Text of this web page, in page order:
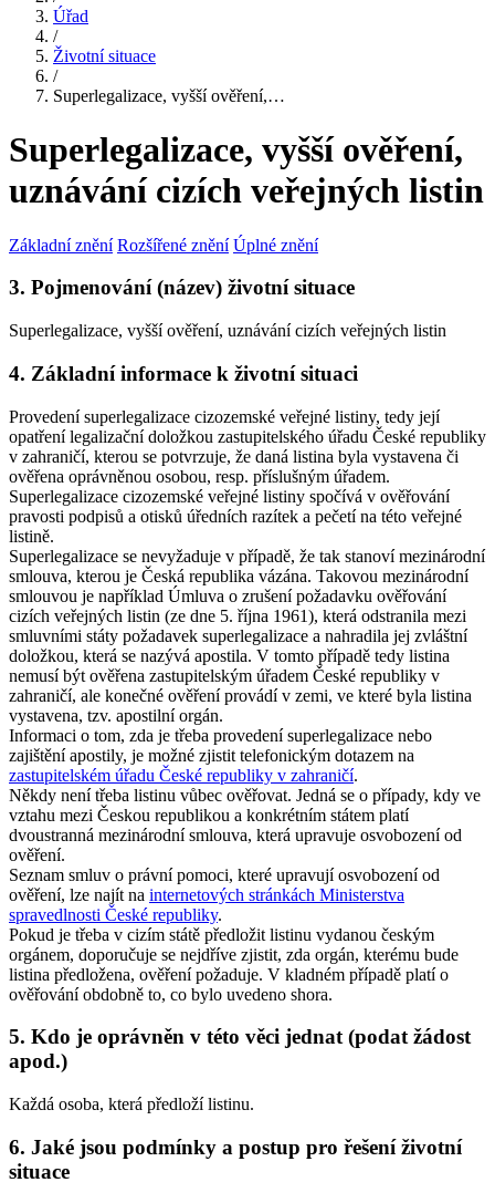
Úřad
/
Životní situace
/
Superlegalizace, vyšší ověření,…
Superlegalizace, vyšší ověření,
uznávání cizích veřejných listin
Základní znění Rozšířené znění Úplné znění
3. Pojmenování (název) životní situace
Superlegalizace, vyšší ověření, uznávání cizích veřejných listin
4. Základní informace k životní situaci
Provedení superlegalizace cizozemské veřejné listiny, tedy její
opatření legalizační doložkou zastupitelského úřadu České republiky
v zahraničí, kterou se potvrzuje, že daná listina byla vystavena či
ověřena oprávněnou osobou, resp. příslušným úřadem.
Superlegalizace cizozemské veřejné listiny spočívá v ověřování
pravosti podpisů a otisků úředních razítek a pečetí na této veřejné
listině.
Superlegalizace se nevyžaduje v případě, že tak stanoví mezinárodní
smlouva, kterou je Česká republika vázána. Takovou mezinárodní
smlouvou je například Úmluva o zrušení požadavku ověřování
cizích veřejných listin (ze dne 5. října 1961), která odstranila mezi
smluvními státy požadavek superlegalizace a nahradila jej zvláštní
doložkou, která se nazývá apostila. V tomto případě tedy listina
nemusí být ověřena zastupitelským úřadem České republiky v
zahraničí, ale konečné ověření provádí v zemi, ve které byla listina
vystavena, tzv. apostilní orgán.
Informaci o tom, zda je třeba provedení superlegalizace nebo
zajištění apostily, je možné zjistit telefonickým dotazem na
zastupitelském úřadu České republiky v zahraničí.
Někdy není třeba listinu vůbec ověřovat. Jedná se o případy, kdy ve
vztahu mezi Českou republikou a konkrétním státem platí
dvoustranná mezinárodní smlouva, která upravuje osvobození od
ověření.
Seznam smluv o právní pomoci, které upravují osvobození od
ověření, lze najít na internetových stránkách Ministerstva
spravedlnosti České republiky.
Pokud je třeba v cizím státě předložit listinu vydanou českým
orgánem, doporučuje se nejdříve zjistit, zda orgán, kterému bude
listina předložena, ověření požaduje. V kladném případě platí o
ověřování obdobně to, co bylo uvedeno shora.
5. Kdo je oprávněn v této věci jednat (podat žádost
apod.)
Každá osoba, která předloží listinu.
6. Jaké jsou podmínky a postup pro řešení životní
situace